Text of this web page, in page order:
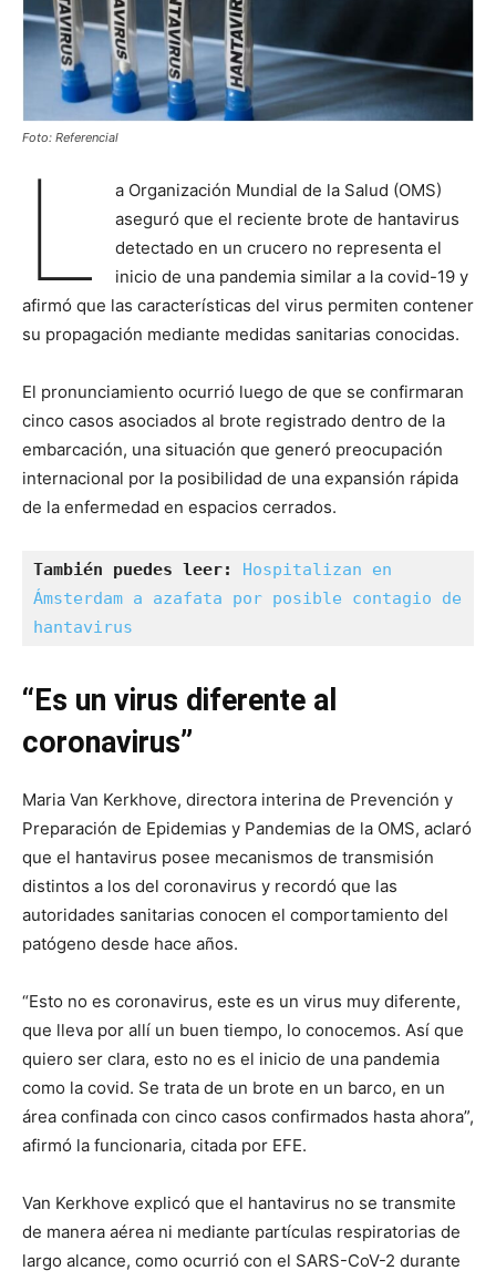
Foto: Referencial
L
a Organización Mundial de la Salud (OMS)
aseguró que el reciente brote de hantavirus
detectado en un crucero no representa el
inicio de una pandemia similar a la covid-19 y
afirmó que las características del virus permiten contener
su propagación mediante medidas sanitarias conocidas.
El pronunciamiento ocurrió luego de que se confirmaran
cinco casos asociados al brote registrado dentro de la
embarcación, una situación que generó preocupación
internacional por la posibilidad de una expansión rápida
de la enfermedad en espacios cerrados.
También puedes leer:
Hospitalizan en
Ámsterdam a azafata por posible contagio de
hantavirus
“Es un virus diferente al
coronavirus”
Maria Van Kerkhove, directora interina de Prevención y
Preparación de Epidemias y Pandemias de la OMS, aclaró
que el hantavirus posee mecanismos de transmisión
distintos a los del coronavirus y recordó que las
autoridades sanitarias conocen el comportamiento del
patógeno desde hace años.
“Esto no es coronavirus, este es un virus muy diferente,
que lleva por allí un buen tiempo, lo conocemos. Así que
quiero ser clara, esto no es el inicio de una pandemia
como la covid. Se trata de un brote en un barco, en un
área confinada con cinco casos confirmados hasta ahora”,
afirmó la funcionaria, citada por EFE.
Van Kerkhove explicó que el hantavirus no se transmite
de manera aérea ni mediante partículas respiratorias de
largo alcance, como ocurrió con el SARS-CoV-2 durante